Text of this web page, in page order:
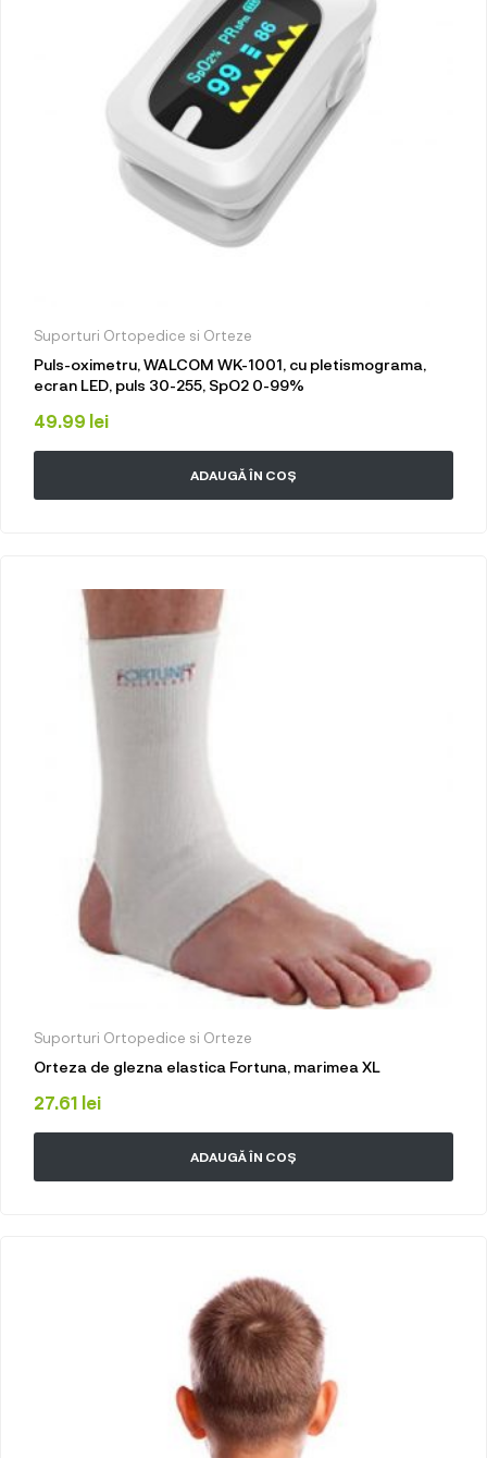
Suporturi Ortopedice si Orteze
Puls-oximetru, WALCOM WK-1001, cu pletismograma,
ecran LED, puls 30-255, SpO2 0-99%
49.99 lei
ADAUGĂ ÎN COȘ
Suporturi Ortopedice si Orteze
Orteza de glezna elastica Fortuna, marimea XL
27.61 lei
ADAUGĂ ÎN COȘ